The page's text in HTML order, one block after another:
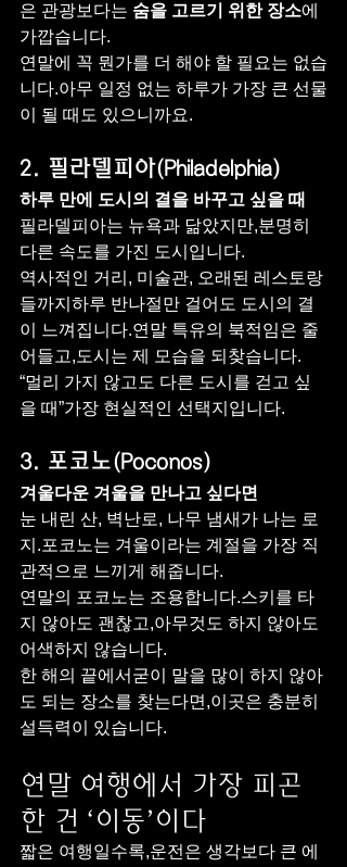
은 관광보다는 숨을 고르기 위한 장소에
가깝습니다.
연말에 꼭 뭔가를 더 해야 할 필요는 없습
니다.아무 일정 없는 하루가 가장 큰 선물
이 될 때도 있으니까요.
2. 필라델피아(Philadelphia)
하루 만에 도시의 결을 바꾸고 싶을 때
필라델피아는 뉴욕과 닮았지만,분명히
다른 속도를 가진 도시입니다.
역사적인 거리, 미술관, 오래된 레스토랑
들까지하루 반나절만 걸어도 도시의 결
이 느껴집니다.연말 특유의 북적임은 줄
어들고,도시는 제 모습을 되찾습니다.
“멀리 가지 않고도 다른 도시를 걷고 싶
을 때”가장 현실적인 선택지입니다.
3. 포코노(Poconos)
겨울다운 겨울을 만나고 싶다면
눈 내린 산, 벽난로, 나무 냄새가 나는 로
지.포코노는 겨울이라는 계절을 가장 직
관적으로 느끼게 해줍니다.
연말의 포코노는 조용합니다.스키를 타
지 않아도 괜찮고,아무것도 하지 않아도
어색하지 않습니다.
한 해의 끝에서굳이 말을 많이 하지 않아
도 되는 장소를 찾는다면,이곳은 충분히
설득력이 있습니다.
연말 여행에서 가장 피곤
한 건 ‘이동’이다
짧은 여행일수록,운전은 생각보다 큰 에